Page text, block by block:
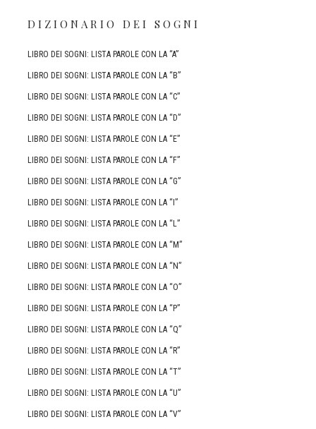
DIZIONARIO DEI SOGNI
LIBRO DEI SOGNI: LISTA PAROLE CON LA “A”
LIBRO DEI SOGNI: LISTA PAROLE CON LA “B”
LIBRO DEI SOGNI: LISTA PAROLE CON LA “C”
LIBRO DEI SOGNI: LISTA PAROLE CON LA “D”
LIBRO DEI SOGNI: LISTA PAROLE CON LA “E”
LIBRO DEI SOGNI: LISTA PAROLE CON LA “F”
LIBRO DEI SOGNI: LISTA PAROLE CON LA “G”
LIBRO DEI SOGNI: LISTA PAROLE CON LA “I”
LIBRO DEI SOGNI: LISTA PAROLE CON LA “L”
LIBRO DEI SOGNI: LISTA PAROLE CON LA “M”
LIBRO DEI SOGNI: LISTA PAROLE CON LA “N”
LIBRO DEI SOGNI: LISTA PAROLE CON LA “O”
LIBRO DEI SOGNI: LISTA PAROLE CON LA “P”
LIBRO DEI SOGNI: LISTA PAROLE CON LA “Q”
LIBRO DEI SOGNI: LISTA PAROLE CON LA “R”
LIBRO DEI SOGNI: LISTA PAROLE CON LA “T”
LIBRO DEI SOGNI: LISTA PAROLE CON LA “U”
LIBRO DEI SOGNI: LISTA PAROLE CON LA “V”